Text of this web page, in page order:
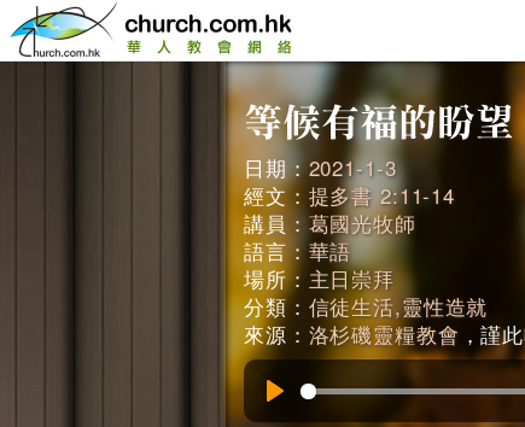
日期：2021-1-3
經文： 提多書 2:11-14
講員： 葛國光牧師
語言：華語
場所： 主日崇拜
分類： 信徒生活,靈性造就
來源： 洛杉磯靈糧教會 ，謹